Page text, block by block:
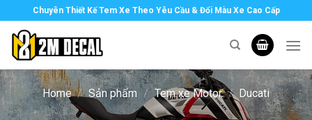
to
content
Chuyên Thiết Kế Tem Xe Theo Yêu Cầu & Đổi Màu Xe Cao Cấp
Home / Sản phẩm / Tem xe Motor / Ducati